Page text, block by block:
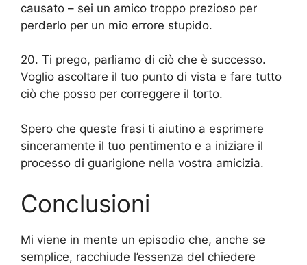
causato – sei un amico troppo prezioso per
perderlo per un mio errore stupido.
20. Ti prego, parliamo di ciò che è successo.
Voglio ascoltare il tuo punto di vista e fare tutto
ciò che posso per correggere il torto.
Spero che queste frasi ti aiutino a esprimere
sinceramente il tuo pentimento e a iniziare il
processo di guarigione nella vostra amicizia.
Conclusioni
Mi viene in mente un episodio che, anche se
semplice, racchiude l’essenza del chiedere